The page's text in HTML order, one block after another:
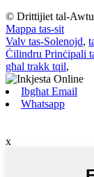
© Drittijiet tal-
Mappa tas-sit
Valv tas-Solenojd,
Ċilindru Prinċipali
għal trakk tqil,
Ibgħat Email
Whatsapp
x